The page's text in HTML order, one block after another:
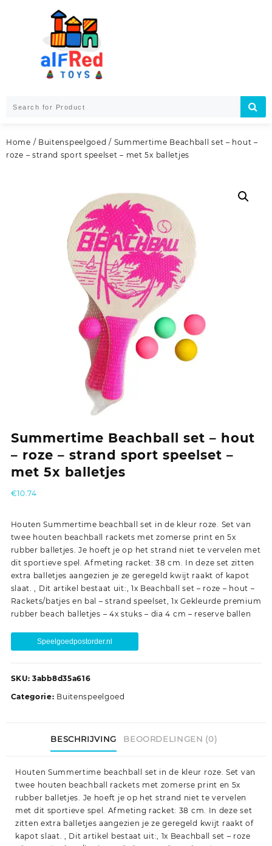
Home / Buitenspeelgoed / Summertime Beachball set – hout –
roze – strand sport speelset – met 5x balletjes
Summertime Beachball set – hout
– roze – strand sport speelset –
met 5x balletjes
€10.74
Houten Summertime beachball set in de kleur roze. Set van
twee houten beachball rackets met zomerse print en 5x
rubber balletjes. Je hoeft je op het strand niet te vervelen met
dit sportieve spel. Afmeting racket: 38 cm. In deze set zitten
extra balletjes aangezien je ze geregeld kwijt raakt of kapot
slaat. , Dit artikel bestaat uit:, 1x Beachball set – roze – hout –
Rackets/batjes en bal – strand speelset, 1x Gekleurde premium
rubber beach balletjes – 4x stuks – dia 4 cm – reserve ballen
Speelgoedpostorder.nl
SKU: 3abb8d35a616
Categorie: Buitenspeelgoed
BESCHRIJVING BEOORDELINGEN (0)
Houten Summertime beachball set in de kleur roze. Set van
twee houten beachball rackets met zomerse print en 5x
rubber balletjes. Je hoeft je op het strand niet te vervelen
met dit sportieve spel. Afmeting racket: 38 cm. In deze set
zitten extra balletjes aangezien je ze geregeld kwijt raakt of
kapot slaat. , Dit artikel bestaat uit:, 1x Beachball set – roze